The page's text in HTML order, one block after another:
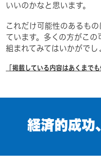
いいのかなと思います。
これだけ可能性のあるも
ています。多くの方がこ
組まれてみてはいかがでし
「掲載している内容はあくまで
経済的成功